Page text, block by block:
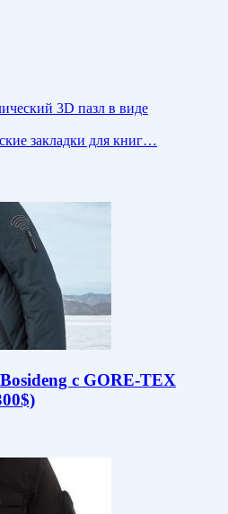
3D пазл в виде
закладки для книг…
с GORE-TEX